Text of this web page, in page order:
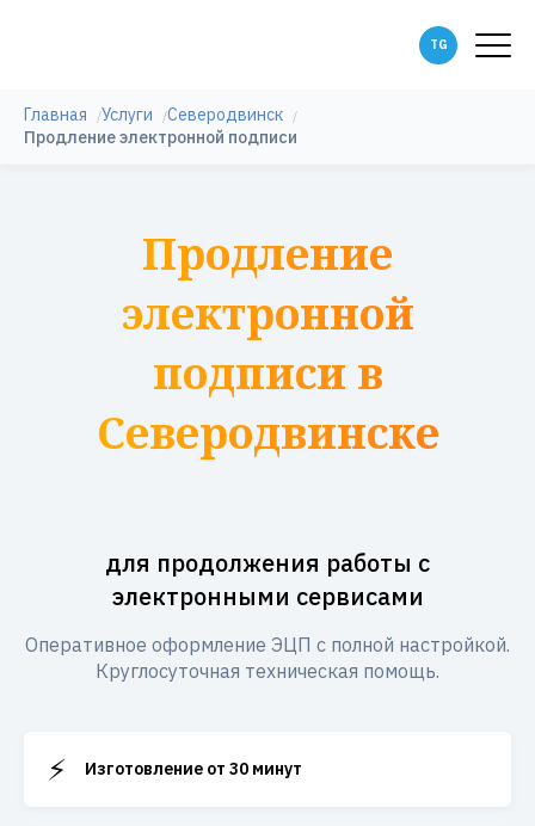
Главная Услуги
Северодвинск
Продление электронной подписи
Продление
электронной
подписи в
Северодвинске
для продолжения работы с
электронными сервисами
Оперативное оформление ЭЦП с полной настройкой.
Круглосуточная техническая помощь.
⚡ Изготовление от 30 минут